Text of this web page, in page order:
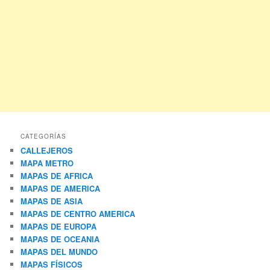
CATEGORÍAS
CALLEJEROS
MAPA METRO
MAPAS DE AFRICA
MAPAS DE AMERICA
MAPAS DE ASIA
MAPAS DE CENTRO AMERICA
MAPAS DE EUROPA
MAPAS DE OCEANIA
MAPAS DEL MUNDO
MAPAS FÍSICOS